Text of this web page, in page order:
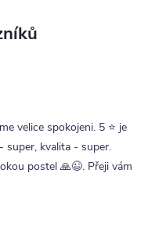
velice spokojeni. 5 ⭐ je
super, kvalita - super.
postel 🙏😉. Přeji vám